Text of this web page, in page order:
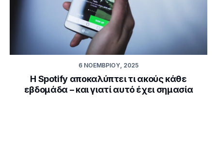
6 ΝΟΕΜΒΡΊΟΥ, 2025
Η Spotify αποκαλύπτει τι ακούς κάθε
εβδομάδα – και γιατί αυτό έχει σημασία